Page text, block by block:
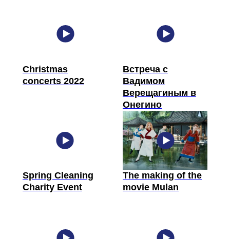
Christmas
concerts 2022
Встреча с
Вадимом
Верещагиным в
Онегино
Spring Cleaning
Charity Event
The making of the
movie Mulan